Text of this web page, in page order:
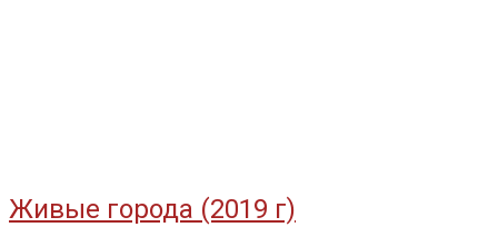
Живые города (2019 г)